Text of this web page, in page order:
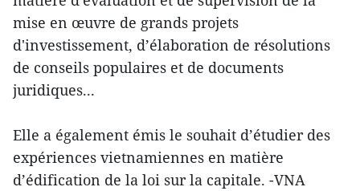
mise en œuvre de grands projets
d'investissement, d’élaboration de résolutions
de conseils populaires et de documents
juridiques...
Elle a également émis le souhait d’étudier des
expériences vietnamiennes en matière
d’édification de la loi sur la capitale. -VNA